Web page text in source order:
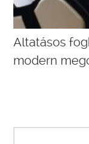
Altatásos
modern